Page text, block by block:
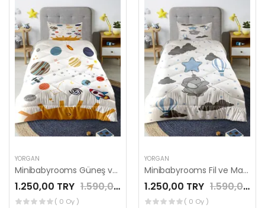
YORGAN
Minibabyrooms Güneş ve Gezegenler Desenli Kapitone Yorgan
1.250,00 TRY 1.590,00 TRY
( 0 Oy )
YORGAN
Minibabyrooms Fil ve Mavi Yıldız Desenli Kapitone Yorgan
1.250,00 TRY 1.590,00 TRY
( 0 Oy )